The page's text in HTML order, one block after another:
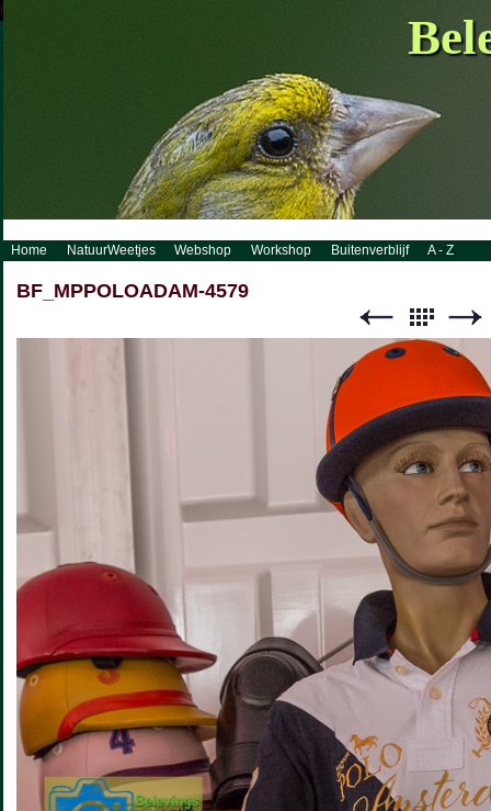
http://www.visueelconcept.nl/sitemap.xml.gz
Home NatuurWeetjes Webshop Workshop Buitenverblijf A - Z
BF_MPPOLOADAM-4579